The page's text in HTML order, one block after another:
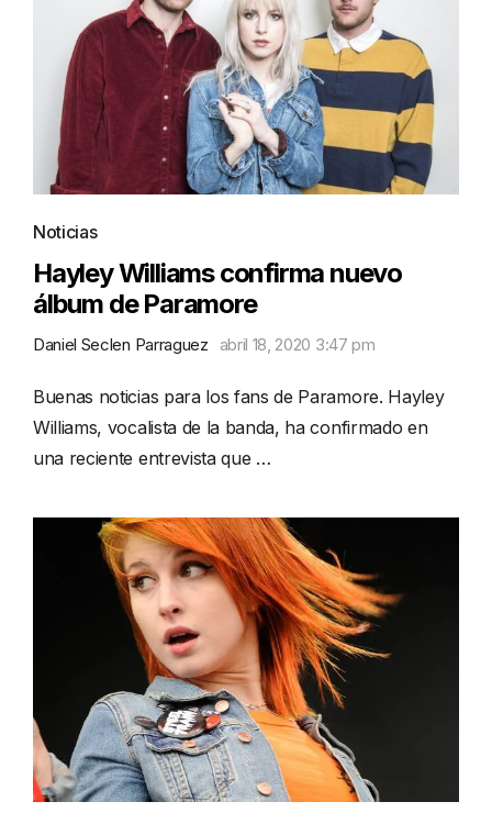
Noticias
Hayley Williams confirma nuevo
álbum de Paramore
Daniel Seclen Parraguez abril 18, 2020 3:47 pm
Buenas noticias para los fans de Paramore. Hayley
Williams, vocalista de la banda, ha confirmado en
una reciente entrevista que …